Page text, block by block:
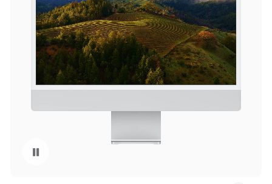
Pausar la reproducción del video: Protector de pantalla de macOS Sonoma